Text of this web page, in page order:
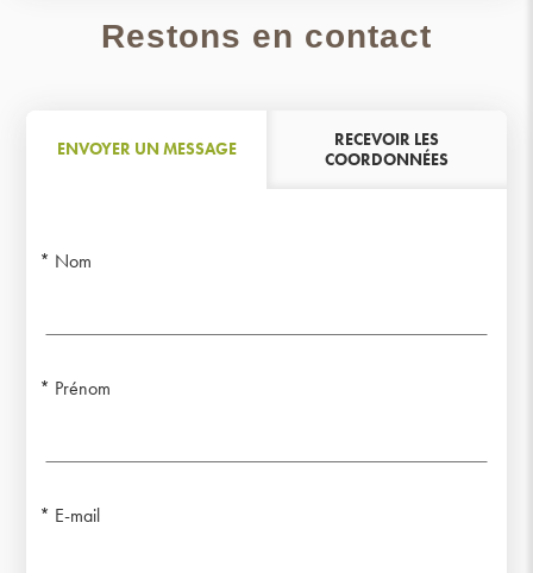
Restons en contact
ENVOYER UN MESSAGE
RECEVOIR LES
COORDONNÉES
Nom
Prénom
E-mail